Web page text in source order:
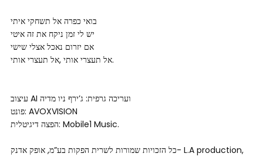
בואי כפרה אל תשחקי איתי
יש לי זמן ניקח את זה איטי
אם יזרום נאכל אצלי שישי
אל תעצרי אותי ,אל תעצרי אותי.
עיצוב AI ועריכה גרפית: ג’ירף ניו מדיה
פונט: AVOXVISION
הפצה דיגיטלית: Mobile1 Music.
כל הזכויות שמורות לשרית הפקות בע”מ, אופק אדנק- L.A production,